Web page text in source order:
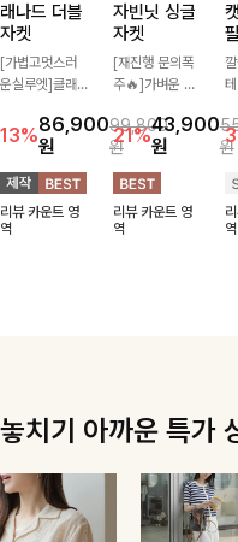
래나드 더블
자켓
[가볍고멋스러
운실루엣]클래
하게 걸치기 좋
은 반팔 자켓-자
주 입게 될 깔끔
한 핏은 물론, 쾌
적함도 챙겨드려
요 :)
13%86,900
원
99,800
원
리뷰 카운트 영
역
자빈닛 싱글
자켓
[재진행 문의폭
주🔥]가벼운 소
기만 해도 캐주
얼한 무드를 만
들어주며 반팔
디자인으로 더운
날에도 편안하게
착용 가능한 반
21%43,900
원
원
리뷰 카운트 영
역
역
놓치기 아까운 특가